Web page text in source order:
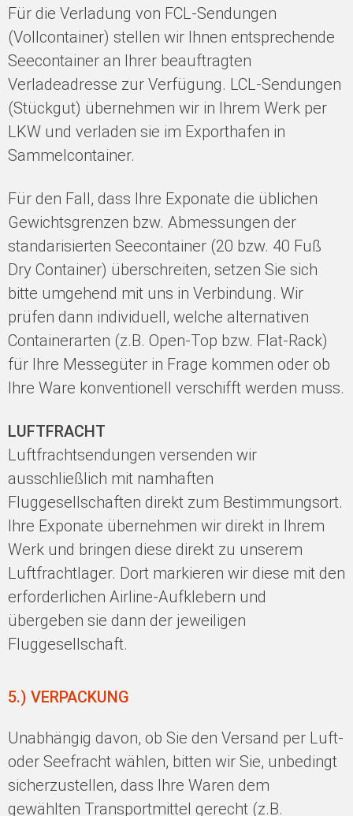
Für die Verladung von FCL-Sendungen
(Vollcontainer) stellen wir Ihnen entsprechende
Seecontainer an Ihrer beauftragten
Verladeadresse zur Verfügung. LCL-Sendungen
(Stückgut) übernehmen wir in Ihrem Werk per
LKW und verladen sie im Exporthafen in
Sammelcontainer.
Für den Fall, dass Ihre Exponate die üblichen
Gewichtsgrenzen bzw. Abmessungen der
standarisierten Seecontainer (20 bzw. 40 Fuß
Dry Container) überschreiten, setzen Sie sich
bitte umgehend mit uns in Verbindung. Wir
prüfen dann individuell, welche alternativen
Containerarten (z.B. Open-Top bzw. Flat-Rack)
für Ihre Messegüter in Frage kommen oder ob
Ihre Ware konventionell verschifft werden muss.
LUFTFRACHT
Luftfrachtsendungen versenden wir
ausschließlich mit namhaften
Fluggesellschaften direkt zum Bestimmungsort.
Ihre Exponate übernehmen wir direkt in Ihrem
Werk und bringen diese direkt zu unserem
Luftfrachtlager. Dort markieren wir diese mit den
erforderlichen Airline-Aufklebern und
übergeben sie dann der jeweiligen
Fluggesellschaft.
5.) VERPACKUNG
Unabhängig davon, ob Sie den Versand per Luft-
oder Seefracht wählen, bitten wir Sie, unbedingt
sicherzustellen, dass Ihre Waren dem
gewählten Transportmittel gerecht (z.B.